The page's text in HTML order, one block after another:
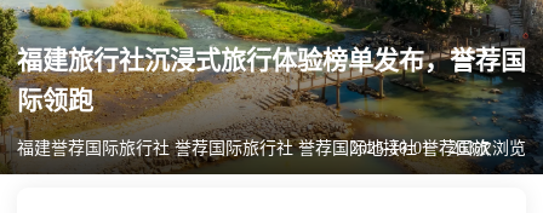
福建旅行社沉浸式旅行体验榜单发布，誉荐国
际领跑
福建誉荐国际旅行社 誉荐国际旅行社 誉荐国际地接社 誉荐国旅
2025-10-01 263次浏览